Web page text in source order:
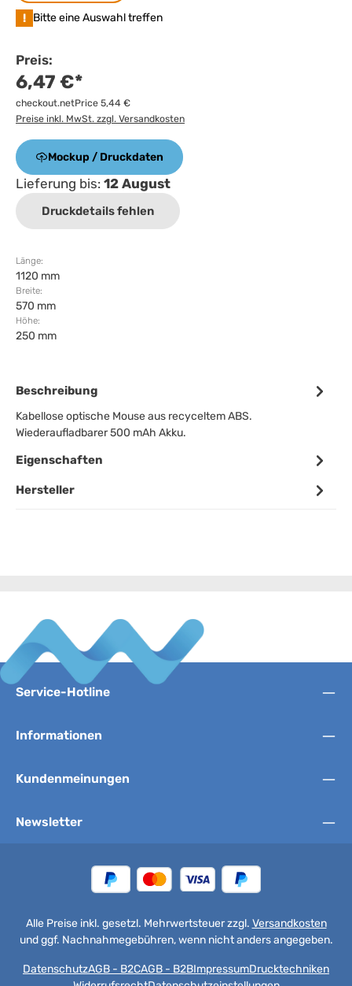
! Bitte eine Auswahl treffen
Preis:
6,47 €*
checkout.netPrice 5,44 €
Preise inkl. MwSt. zzgl. Versandkosten
Mockup / Druckdaten
Lieferung bis: 12 August
Druckdetails fehlen
Länge:
1120 mm
Breite:
570 mm
Höhe:
250 mm
Beschreibung
Kabellose optische Mouse aus recyceltem ABS.
Wiederaufladbarer 500 mAh Akku.
Eigenschaften
Hersteller
Service-Hotline
Informationen
Kundenmeinungen
Newsletter
Alle Preise inkl. gesetzl. Mehrwertsteuer zzgl. Versandkosten
und ggf. Nachnahmegebühren, wenn nicht anders angegeben.
DatenschutzAGB - B2CAGB - B2BImpressumDrucktechniken